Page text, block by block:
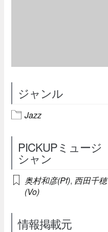
ジャンル
Jazz
PICKUPミュージ
シャン
奥村和彦(Pf), 西田千穂
(Vo)
情報掲載元